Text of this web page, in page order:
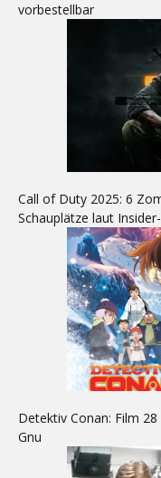
vorbestellbar
Call of Duty 2025: 6
Schauplätze laut
Detektiv Conan: Film
Gnu